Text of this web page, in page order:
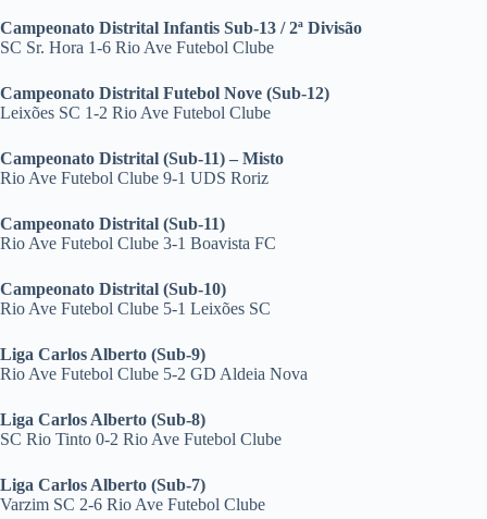
Campeonato Distrital Infantis Sub-13 / 2ª Divisão
SC Sr. Hora 1-6 Rio Ave Futebol Clube
Campeonato Distrital Futebol Nove (Sub-12)
Leixões SC 1-2 Rio Ave Futebol Clube
Campeonato Distrital (Sub-11) – Misto
Rio Ave Futebol Clube 9-1 UDS Roriz
Campeonato Distrital (Sub-11)
Rio Ave Futebol Clube 3-1 Boavista FC
Campeonato Distrital (Sub-10)
Rio Ave Futebol Clube 5-1 Leixões SC
Liga Carlos Alberto (Sub-9)
Rio Ave Futebol Clube 5-2 GD Aldeia Nova
Liga Carlos Alberto (Sub-8)
SC Rio Tinto 0-2 Rio Ave Futebol Clube
Liga Carlos Alberto (Sub-7)
Varzim SC 2-6 Rio Ave Futebol Clube